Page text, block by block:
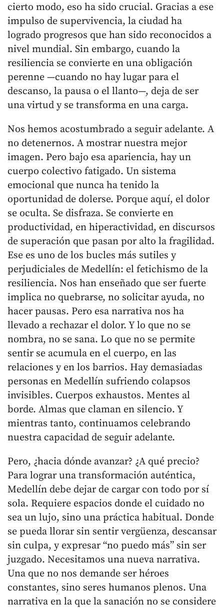
cierto modo, eso ha sido crucial. Gracias a ese
impulso de supervivencia, la ciudad ha
logrado progresos que han sido reconocidos a
nivel mundial. Sin embargo, cuando la
resiliencia se convierte en una obligación
perenne —cuando no hay lugar para el
descanso, la pausa o el llanto—, deja de ser
una virtud y se transforma en una carga.
Nos hemos acostumbrado a seguir adelante. A
no detenernos. A mostrar nuestra mejor
imagen. Pero bajo esa apariencia, hay un
cuerpo colectivo fatigado. Un sistema
emocional que nunca ha tenido la
oportunidad de dolerse. Porque aquí, el dolor
se oculta. Se disfraza. Se convierte en
productividad, en hiperactividad, en discursos
de superación que pasan por alto la fragilidad.
Ese es uno de los bucles más sutiles y
perjudiciales de Medellín: el fetichismo de la
resiliencia. Nos han enseñado que ser fuerte
implica no quebrarse, no solicitar ayuda, no
hacer pausas. Pero esa narrativa nos ha
llevado a rechazar el dolor. Y lo que no se
nombra, no se sana. Lo que no se permite
sentir se acumula en el cuerpo, en las
relaciones y en los barrios. Hay demasiadas
personas en Medellín sufriendo colapsos
invisibles. Cuerpos exhaustos. Mentes al
borde. Almas que claman en silencio. Y
mientras tanto, continuamos celebrando
nuestra capacidad de seguir adelante.
Pero, ¿hacia dónde avanzar? ¿A qué precio?
Para lograr una transformación auténtica,
Medellín debe dejar de cargar con todo por sí
sola. Requiere espacios donde el cuidado no
sea un lujo, sino una práctica habitual. Donde
se pueda llorar sin sentir vergüenza, descansar
sin culpa, y expresar “no puedo más” sin ser
juzgado. Necesitamos una nueva narrativa.
Una que no nos demande ser héroes
constantes, sino seres humanos plenos. Una
narrativa en la que la sanación no se considere